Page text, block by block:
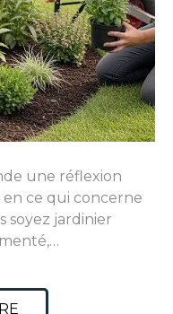
une réflexion
ce qui concerne
soyez jardinier